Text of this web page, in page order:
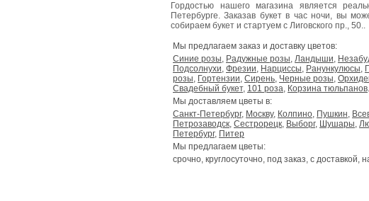
Гордостью нашего магазина является
Петербурге. Заказав букет в час ночи, вы
собираем букет и стартуем с Лиговского пр., 50..
Мы предлагаем заказ и доставку цветов:
Синие розы, Радужные розы, Ландыши,
Подсолнухи, Фрезии, Нарциссы, Ранункулюсы,
розы, Гортензии, Сирень, Черные розы,
Свадебный букет, 101 роза, Корзина тюльпанов.
Мы доставляем цветы в:
Санкт-Петербург, Москву, Колпино, Пушкин,
Петрозаводск, Сестрорецк, Выборг, Шушары,
Петербург, Питер
Мы предлагаем цветы:
срочно, круглосуточно, под заказ, с